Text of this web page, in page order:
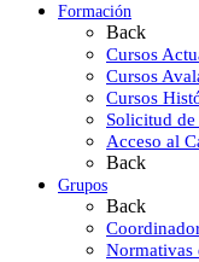
Formación
Back
Cursos
Cursos
Cursos
Solicitud
Acceso al
Back
Grupos
Back
Normativas